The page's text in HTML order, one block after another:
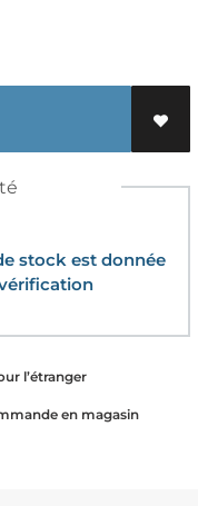
stock est donnée
l’étranger
en magasin